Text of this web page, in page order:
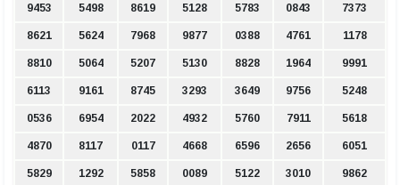
9453 5498 8619 5128 5783 0843 7373
8621 5624 7968 9877 0388 4761 1178
8810 5064 5207 5130 8828 1964 9991
6113 9161 8745 3293 3649 9756 5248
0536 6954 2022 4932 5760 7911 5618
4870 8117 0117 4668 6596 2656 6051
5829 1292 5858 0089 5122 3010 9862